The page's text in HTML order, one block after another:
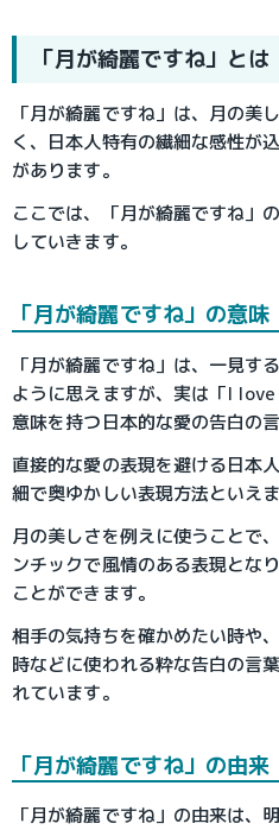
「月が綺麗ですね」とは
「月が綺麗ですね」は、月の美
く、日本人特有の繊細な感性が
があります。
ここでは、「月が綺麗ですね」
していきます。
「月が綺麗ですね」の意味
「月が綺麗ですね」は、一見す
ように思えますが、実は「I
意味を持つ日本的な愛の告白の言
直接的な愛の表現を避ける日本
細で奥ゆかしい表現方法といえま
月の美しさを例えに使うことで
ンチックで風情のある表現とな
ことができます。
相手の気持ちを確かめたい時や
時などに使われる粋な告白の言
れています。
「月が綺麗ですね」の由来
「月が綺麗ですね」の由来は、